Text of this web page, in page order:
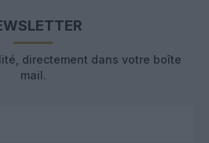
directement dans votre boîte
mail.